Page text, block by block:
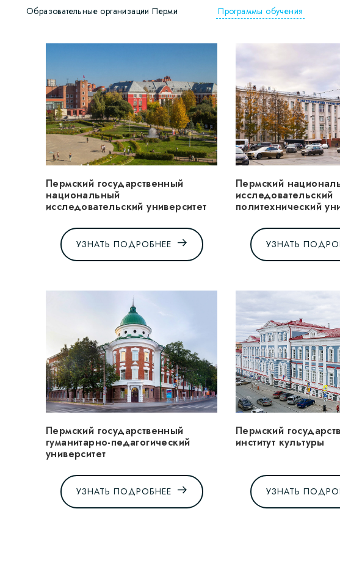
Образовательные организации Перми Программы обучения
Пермский государственный
национальный
исследовательский университет
УЗНАТЬ ПОДРОБНЕЕ
Пермский
исследовательский
политехнический
УЗНАТЬ
Пермский государственный
гуманитарно-педагогический
университет
УЗНАТЬ ПОДРОБНЕЕ
Пермский
институт культуры
УЗНАТЬ